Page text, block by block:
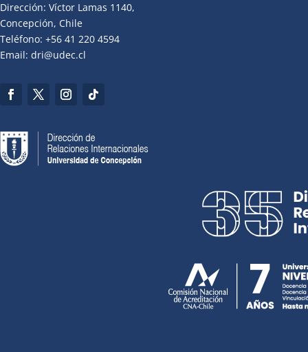
Dirección: Víctor Lamas 1140,
Concepción, Chile
Teléfono: +56 41 220 4594
Email: dri@udec.cl